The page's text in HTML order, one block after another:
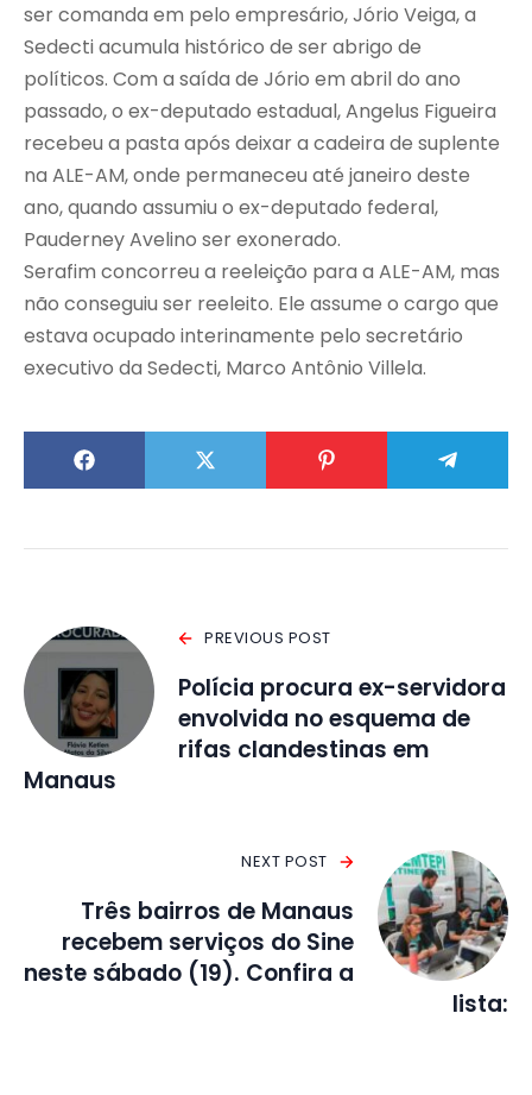
ser comanda em pelo empresário, Jório Veiga, a
Sedecti acumula histórico de ser abrigo de
políticos. Com a saída de Jório em abril do ano
passado, o ex-deputado estadual, Angelus Figueira
recebeu a pasta após deixar a cadeira de suplente
na ALE-AM, onde permaneceu até janeiro deste
ano, quando assumiu o ex-deputado federal,
Pauderney Avelino ser exonerado.
Serafim concorreu a reeleição para a ALE-AM, mas
não conseguiu ser reeleito. Ele assume o cargo que
estava ocupado interinamente pelo secretário
executivo da Sedecti, Marco Antônio Villela.
PREVIOUS POST
Polícia procura ex-servidora
envolvida no esquema de
rifas clandestinas em
Manaus
NEXT POST
Três bairros de Manaus
recebem serviços do Sine
neste sábado (19). Confira a
lista: